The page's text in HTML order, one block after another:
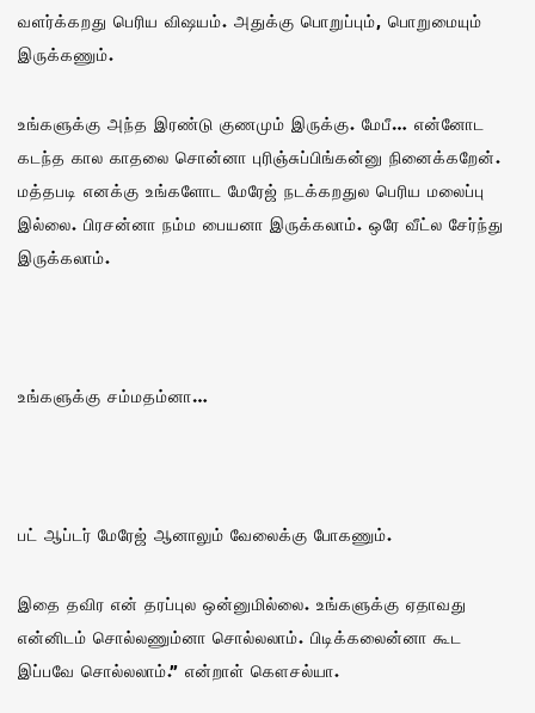
வளர்க்கறது பெரிய விஷயம். அதுக்கு பொறுப்பும், பொறுமையும்
இருக்கணும்.
உங்களுக்கு அந்த இரண்டு குணமும் இருக்கு. மேபீ… என்னோட
கடந்த கால காதலை சொன்னா புரிஞ்சுப்பிங்கன்னு நினைக்கறேன்.
மத்தபடி எனக்கு உங்களோட மேரேஜ் நடக்கறதுல பெரிய மலைப்பு
இல்லை. பிரசன்னா நம்ம பையனா இருக்கலாம். ஒரே வீட்ல சேர்ந்து
இருக்கலாம்.
உங்களுக்கு சம்மதம்னா…
பட் ஆப்டர் மேரேஜ் ஆனாலும் வேலைக்கு போகணும்.
இதை தவிர என் தரப்புல ஒன்னுமில்லை. உங்களுக்கு ஏதாவது
என்னிடம் சொல்லணும்னா சொல்லலாம். பிடிக்கலைன்னா கூட
இப்பவே சொல்லலாம்.” என்றாள் கௌசல்யா.